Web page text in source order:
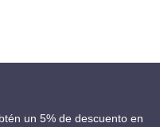
un 5% de descuento en